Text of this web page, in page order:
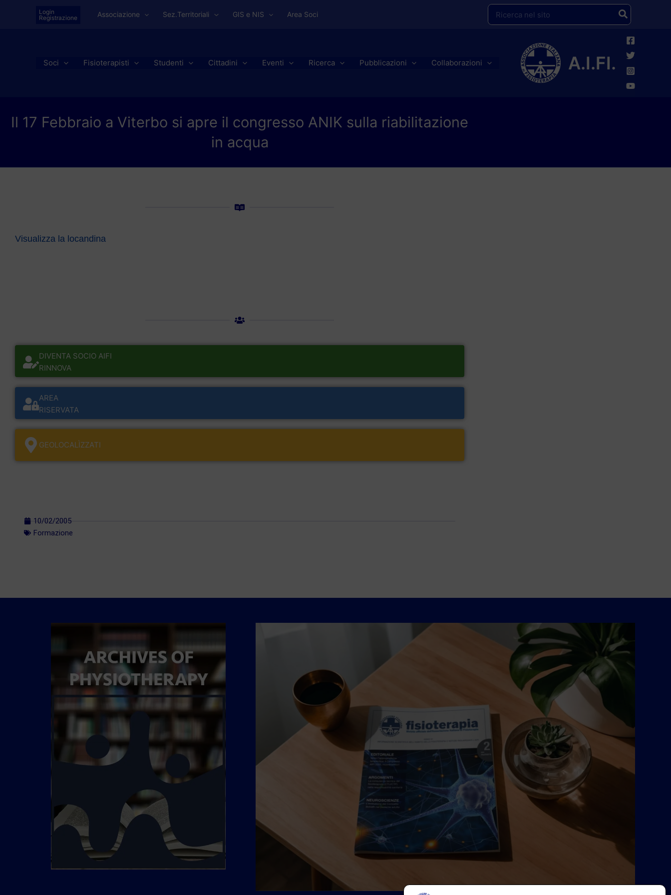
Login
Registrazione
Associazione Sez.Territoriali GIS e NIS Area Soci
Ricerca
per:
Soci Fisioterapisti Studenti Cittadini Eventi Ricerca Pubblicazioni Collaborazioni A.I.FI.
Il 17 Febbraio a Viterbo si apre il congresso ANIK sulla riabilitazione
in acqua
Visualizza la locandina
DIVENTA SOCIO AIFI
RINNOVA
AREA
RISERVATA
GEOLOCALÌZZATI
10/02/2005
Formazione